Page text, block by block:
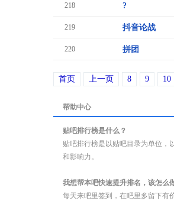
218 ?
219 抖音论战
220 拼团
首页 上一页 8 9 10
帮助中心
贴吧排行榜是什么？
贴吧排行榜是以贴吧目录为单位，
和影响力。
我想帮本吧快速提升排名，该怎么
每天来吧里签到，在吧里多留下有